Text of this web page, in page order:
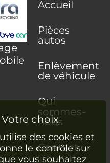
Accueil
Pièces
autos
Enlèvement
de véhicule
Qui
sommes-
nous
Contact
des cookies et
le contrôle sur
vous souhaitez